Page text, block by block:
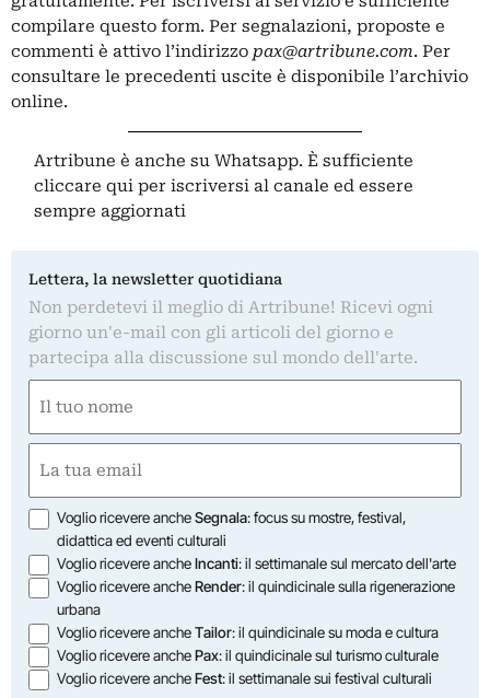
compilare questo form. Per segnalazioni, proposte e
commenti è attivo l’indirizzo pax@artribune.com. Per
consultare le precedenti uscite è disponibile l’archivio
online.
Artribune è anche su Whatsapp. È sufficiente
cliccare qui per iscriversi al canale ed essere
sempre aggiornati
Lettera, la newsletter quotidiana
Non perdetevi il meglio di Artribune! Ricevi ogni
giorno un'e-mail con gli articoli del giorno e
partecipa alla discussione sul mondo dell'arte.
(Obbligatorio)
(Obbligatorio)
Opzioni
Voglio ricevere ancheSegnala: focus su mostre, festival,
didattica ed eventi culturali
Voglio ricevere ancheIncanti: il settimanale sul mercato dell'arte
Voglio ricevere ancheRender: il quindicinale sulla rigenerazione
urbana
Voglio ricevere ancheTailor: il quindicinale su moda e cultura
Voglio ricevere anchePax: il quindicinale sul turismo culturale
Voglio ricevere ancheFest: il settimanale sui festival culturali